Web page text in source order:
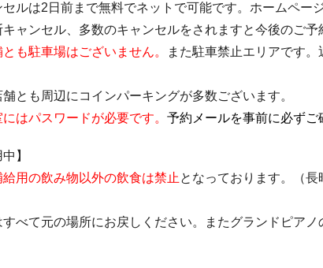
セルは2日前まで無料でネットで可能です。ホームペー
ャンセル、多数のキャンセルをされますと今後のご予
も駐車場はございません。
また駐車禁止エリアです
とも周辺にコインパーキングが多数ございます。
にはパスワードが必要です。 予約メールを事前に必ずご
】
給用の飲み物以外の飲食は禁止 となっております。（
すべて元の場所にお戻しください。またグランドピア